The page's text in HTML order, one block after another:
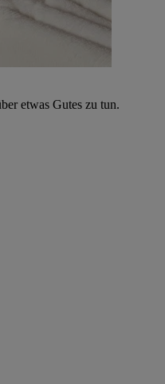
etwas Gutes zu tun.